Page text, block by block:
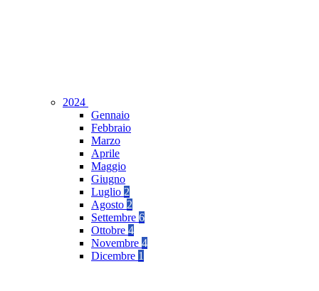
2024
Gennaio
Febbraio
Marzo
Aprile
Maggio
Giugno
Luglio 2
Agosto 2
Settembre 6
Ottobre 4
Novembre 4
Dicembre 1